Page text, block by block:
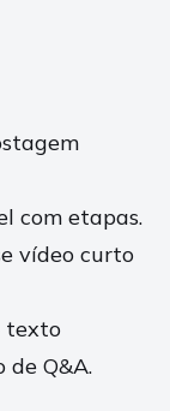
com etapas.
vídeo curto
texto
de Q&A.